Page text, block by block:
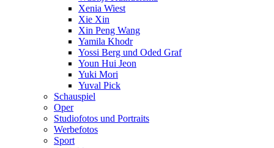
Xenia Wiest
Xie Xin
Xin Peng Wang
Yamila Khodr
Yossi Berg und Oded Graf
Youn Hui Jeon
Yuki Mori
Yuval Pick
Schauspiel
Oper
Studiofotos und Portraits
Werbefotos
Sport